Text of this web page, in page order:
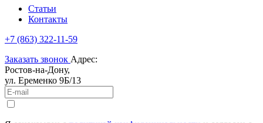
Статьи
Контакты
+7 (863) 322-11-59
Заказать звонок Адрес:
Ростов-на-Дону,
ул. Еременко 9Б/13